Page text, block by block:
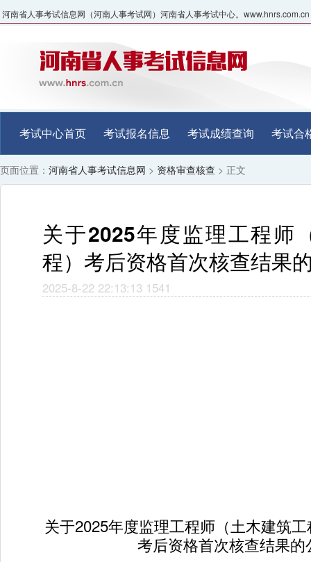
河南省人事考试信息网（河南人事考试网）河南省人事考试中心。www.hnrs.com.cn
考试中心首页 考试报名信息 考试成绩查询 考试合
页面位置： 河南省人事考试信息网 > 资格审查核查 > 正文
关于2025年度监理工程师
程）考后资格首次核查结果
2025-8-22 22:13:13 1541
关于2025年度监理工程师（土木建筑
考后资格首次核查结果的